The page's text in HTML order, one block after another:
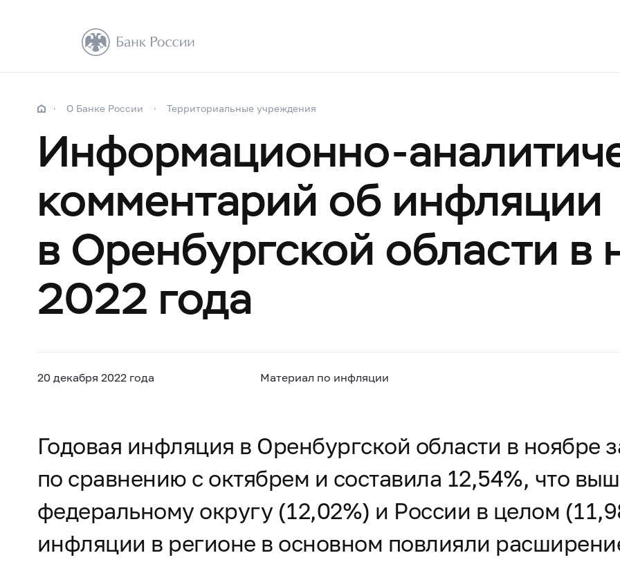
О Банке России Территориальные учреждения
Информационно-
комментарий об инфляции
в Оренбургской области в
2022 года
20 декабря 2022 года Материал по инфляции
Годовая инфляция в Оренбургской области в ноябре
по сравнению с октябрем и составила 12,54%, что
федеральному округу (12,02%) и России в целом
инфляции в регионе в основном повлияли